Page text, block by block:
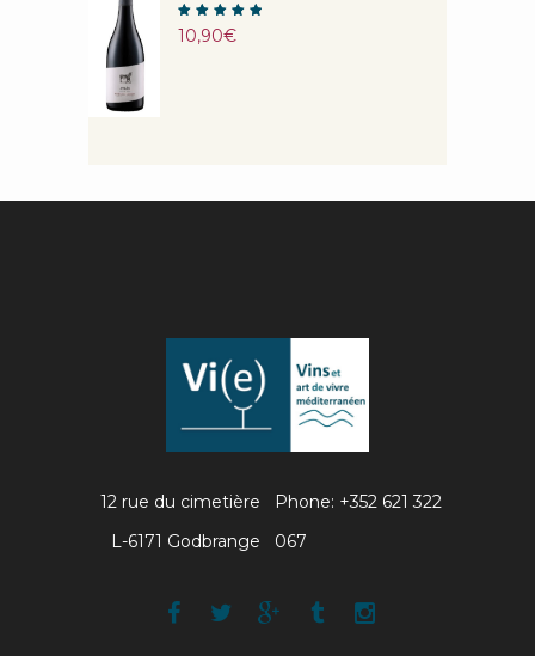
Note
5.00
10,90€
Phone: +352 621 322
067
12 rue du cimetière
L-6171 Godbrange